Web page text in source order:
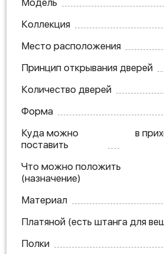
Коллекция
Место расположения
Принцип открывания дверей
Количество дверей
Форма
Куда можно
поставить
в
Что можно положить
(назначение)
Материал
Платяной (есть штанга для
Полки